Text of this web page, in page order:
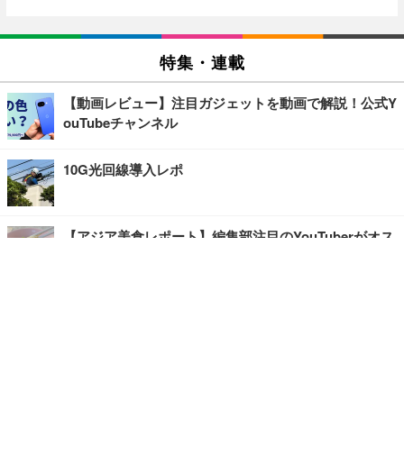
特集・連載
【動画レビュー】注目ガジェットを動画で解説！公式Y
ouTubeチャンネル
10G光回線導入レポ
【アジア美食レポート】編集部注目のYouTuberがオス